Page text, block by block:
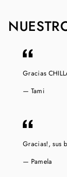
Gracias
Tami
Gracias!, sus
Pamela